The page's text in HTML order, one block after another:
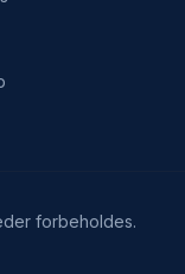
forbeholdes.